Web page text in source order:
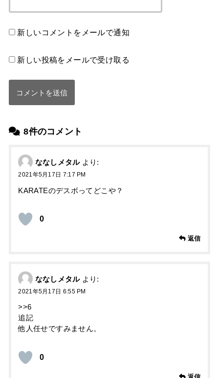
8件のコメント
ななしメタル より:
2021年5月17日 7:17 PM
KARATEのデスボってどこや？
0
返信
ななしメタル より:
2021年5月17日 6:55 PM
>>6
追記
他人任せですみません。
0
新しいコメントをメールで通知
新しい投稿をメールで受け取る